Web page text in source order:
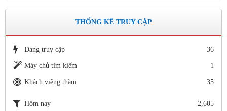
QUYẾT ĐỊNH Về việc ban hành thực hiện Quy chế dân chủ
trong hoạt động của nhà trường
lượt xem: 3471 | lượt tải:645
Kế hoạch tuyển sinh vào các trường MN, TH, THCS năm học
Thời gian đăng: 26/06/2020
THỐNG KÊ TRUY CẬP
Đang truy cập 36
Máy chủ tìm kiếm 1
Khách viếng thăm 35
Hôm nay 2,605